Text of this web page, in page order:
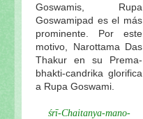
Goswamis, Rupa
Goswamipad es el más
prominente. Por este
motivo, Narottama Das
Thakur en su Prema-
bhakti-candrika glorifica
a Rupa Goswami.
śrī-Chaitanya-mano-